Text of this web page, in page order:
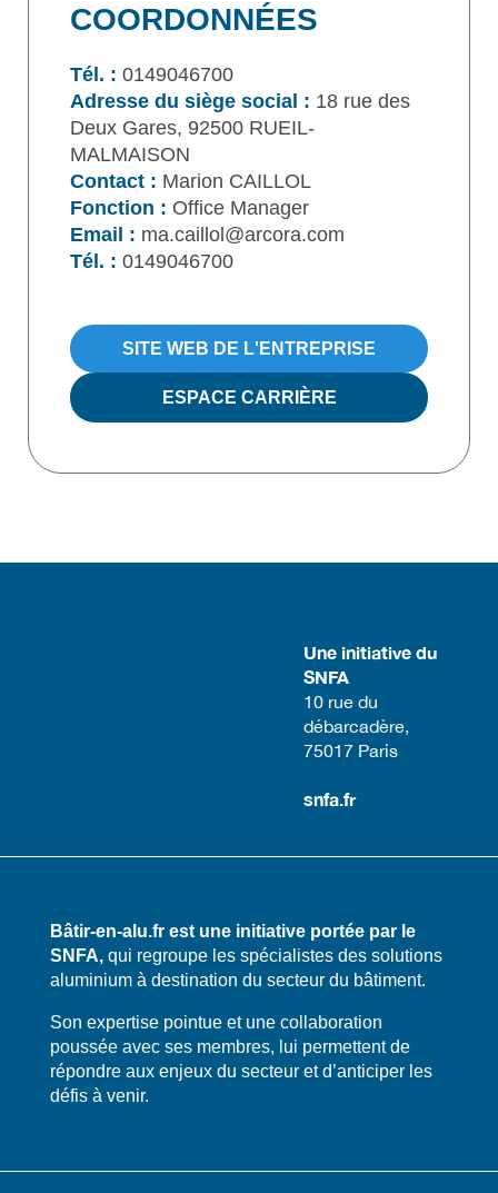
COORDONNÉES
Tél. : 0149046700
Adresse du siège social : 18 rue des
Deux Gares, 92500 RUEIL-
MALMAISON
Contact : Marion CAILLOL
Fonction : Office Manager
Email : ma.caillol@arcora.com
Tél. : 0149046700
SITE WEB DE L'ENTREPRISE
ESPACE CARRIÈRE
Une initiative du
SNFA
​10 rue du
débarcadère,
75017 Paris​
snfa.fr
Bâtir-en-alu.fr est une initiative portée par le
SNFA,qui regroupe les spécialistes des solutions
aluminium à destination du secteur du bâtiment.
​​Son expertise pointue et une collaboration
poussée avec ses membres, lui permettent de
répondre aux enjeux du secteur et d’anticiper les
défis à venir.